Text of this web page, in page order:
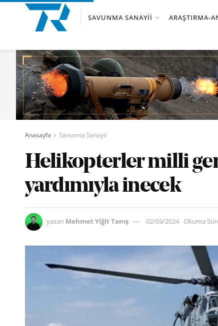
SAVUNMA SANAYII ARAŞTIRMA-
Anasayfa Savunma Sanayii
Helikopterler milli
yardımıyla inecek
yazan Mehmet Yiğit Tanış 02/03/2024 Okuma